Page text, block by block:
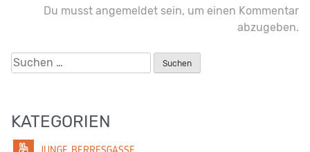
Du musst angemeldet sein, um einen Kommentar
abzugeben.
Suchen
nach:
KATEGORIEN
JUNGE BERRESGASSE